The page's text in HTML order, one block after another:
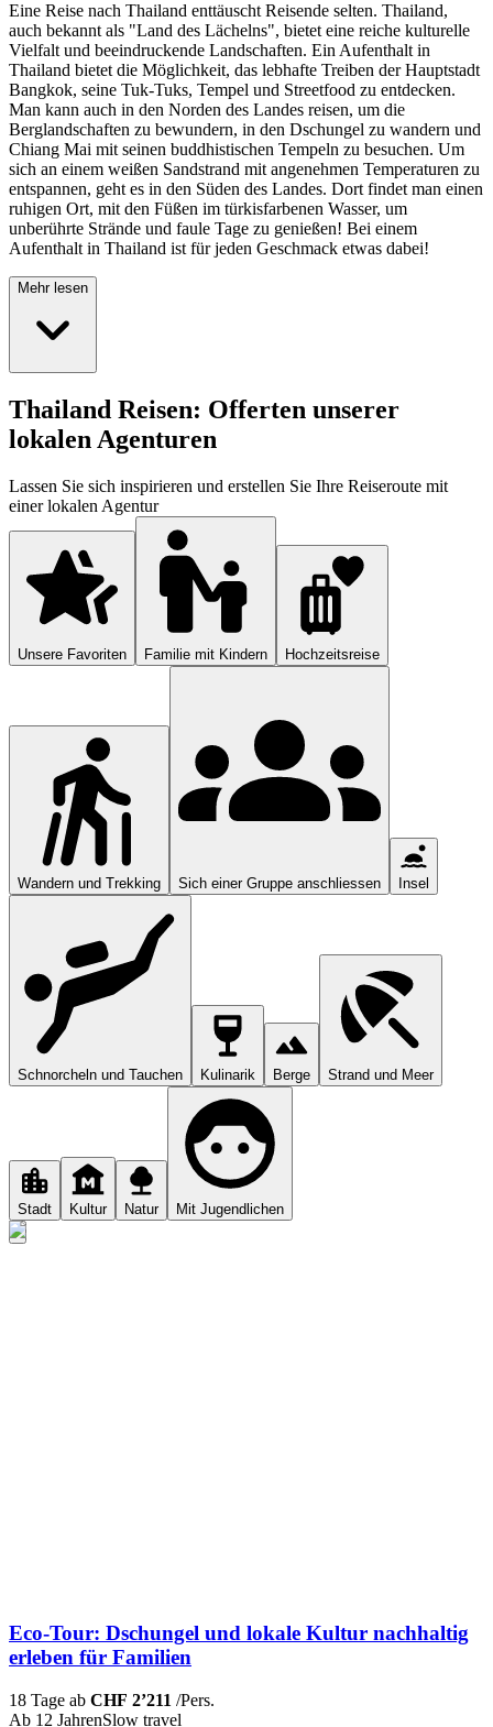
Eine Reise nach Thailand enttäuscht Reisende selten. Thailand,
auch bekannt als "Land des Lächelns", bietet eine reiche kulturelle
Vielfalt und beeindruckende Landschaften. Ein Aufenthalt in
Thailand bietet die Möglichkeit, das lebhafte Treiben der Hauptstadt
Bangkok, seine Tuk-Tuks, Tempel und Streetfood zu entdecken.
Man kann auch in den Norden des Landes reisen, um die
Berglandschaften zu bewundern, in den Dschungel zu wandern und
Chiang Mai mit seinen buddhistischen Tempeln zu besuchen. Um
sich an einem weißen Sandstrand mit angenehmen Temperaturen zu
entspannen, geht es in den Süden des Landes. Dort findet man einen
ruhigen Ort, mit den Füßen im türkisfarbenen Wasser, um
unberührte Strände und faule Tage zu genießen! Bei einem
Aufenthalt in Thailand ist für jeden Geschmack etwas dabei!
Mehr lesen
Thailand Reisen: Offerten unserer
lokalen Agenturen
Lassen Sie sich inspirieren und erstellen Sie Ihre Reiseroute mit
einer lokalen Agentur
Unsere Favoriten Familie mit Kindern Hochzeitsreise
Wandern und Trekking Sich einer Gruppe anschliessen Insel
Schnorcheln und Tauchen Kulinarik Berge Strand und Meer
Stadt Kultur Natur Mit Jugendlichen
Eco-Tour: Dschungel und lokale Kultur nachhaltig
erleben für Familien
18 Tage ab CHF 2’211 /Pers.
Ab 12 JahrenSlow travel